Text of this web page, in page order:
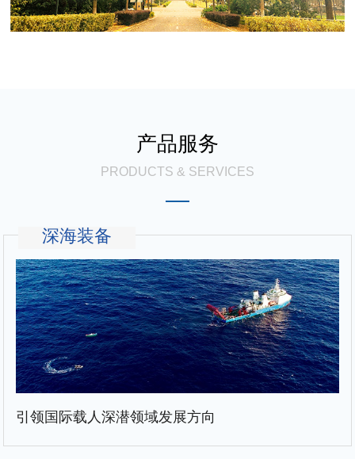
产品服务
PRODUCTS & SERVICES
深海装备
引领国际载人深潜领域发展方向